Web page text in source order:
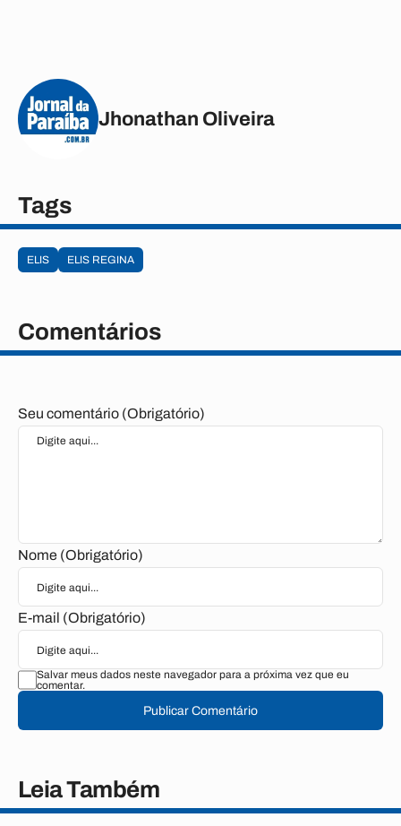
Jhonathan Oliveira
Tags
ELIS ELIS REGINA
Comentários
Seu comentário (Obrigatório)
Nome (Obrigatório)
E-mail (Obrigatório)
Salvar meus dados neste navegador para a próxima vez que eu
comentar.
Publicar Comentário
Leia Também